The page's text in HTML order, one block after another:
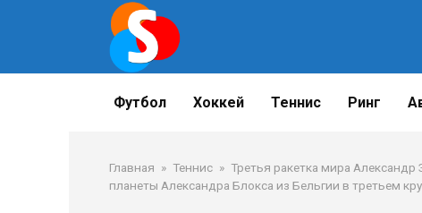
Футбол Хоккей Теннис Ринг
Главная » Теннис » Третья ракетка мира Александр
планеты Александра Блокса из Бельгии в третьем